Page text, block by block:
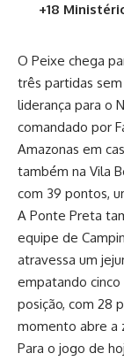
+18
O Peixe chega
três partidas
liderança para o
comandado por
Amazonas em
também na Vila
com 39 pontos,
A Ponte Preta
equipe de
atravessa um
empatando cinco
posição, com 28
momento abre a
Para o jogo de